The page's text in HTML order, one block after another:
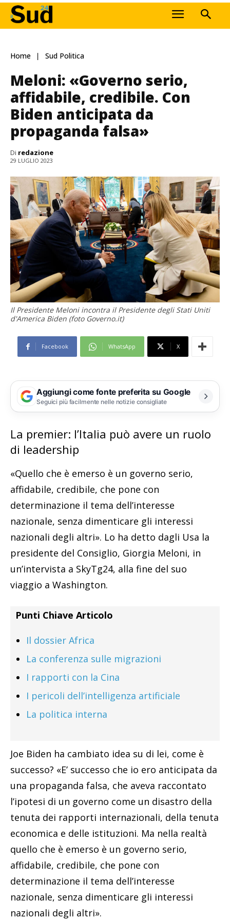
Home Sud Politica
Meloni: «Governo serio,
affidabile, credibile. Con
Biden anticipata da
propaganda falsa»
Di redazione
29 LUGLIO 2023
Il Presidente Meloni incontra il Presidente degli Stati Uniti
d'America Biden (foto Governo.it)
Facebook WhatsApp X
Aggiungi come fonte preferita su Google
Seguici più facilmente nelle notizie consigliate
La premier: l’Italia può avere un ruolo
di leadership
«Quello che è emerso è un governo serio,
affidabile, credibile, che pone con
determinazione il tema dell’interesse
nazionale, senza dimenticare gli interessi
nazionali degli altri». Lo ha detto dagli Usa la
presidente del Consiglio, Giorgia Meloni, in
un’intervista a SkyTg24, alla fine del suo
viaggio a Washington.
Punti Chiave Articolo
Il dossier Africa
La conferenza sulle migrazioni
I rapporti con la Cina
I pericoli dell’intelligenza artificiale
La politica interna
Joe Biden ha cambiato idea su di lei, come è
successo? «E’ successo che io ero anticipata da
una propaganda falsa, che aveva raccontato
l’ipotesi di un governo come un disastro della
tenuta dei rapporti internazionali, della tenuta
economica e delle istituzioni. Ma nella realtà
quello che è emerso è un governo serio,
affidabile, credibile, che pone con
determinazione il tema dell’interesse
nazionale, senza dimenticare gli interessi
nazionali degli altri».